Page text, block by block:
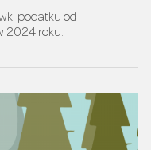
podatku od
2024 roku.